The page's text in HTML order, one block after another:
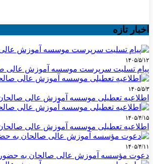
اخبار تازه
۱۴۰۵/۵/۱۲
پیام تسلیت سرپرست موسسه آموزش عالی
۱۴۰۵/۵/۳
اطلاعیه تعطیلی موسسه آموزش عالی صالحان در روز
۱۴۰۵/۴/۱۵
اطلاعیه تعطیلی موسسه آموزش عالی صالحان در
۱۴۰۵/۴/۱۱
دعوت مؤسسه آموزش عالی صالحان به حضور